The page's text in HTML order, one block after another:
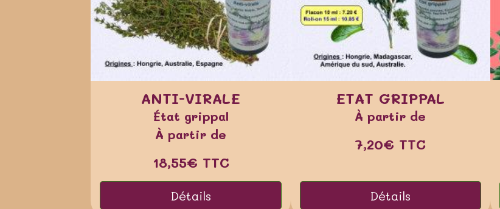
ANTI-VIRALE
État grippal
À partir de
18,55€ TTC
Détails
ETAT GRIPPAL
À partir de
7,20€ TTC
Détails